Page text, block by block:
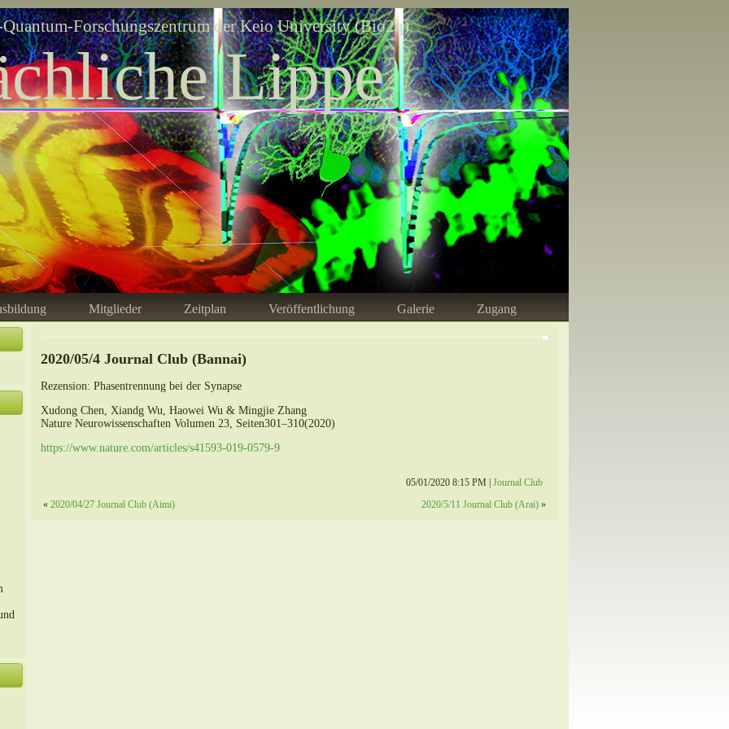
Forschungszentrum der Keio University (Bio2q)
Lippe
Mitglieder Zeitplan Veröffentlichung Galerie Zugang
2020/05/4 Journal Club (Bannai)
Rezension: Phasentrennung bei der Synapse
Xudong Chen, Xiandg Wu, Haowei Wu & Mingjie Zhang
Nature Neurowissenschaften Volumen 23, Seiten301–310(2020)
https://www.nature.com/articles/s41593-019-0579-9
05/01/2020 8:15 PM |Journal Club
« 2020/04/27 Journal Club (Aimi) 2020/5/11 Journal Club (Arai)»